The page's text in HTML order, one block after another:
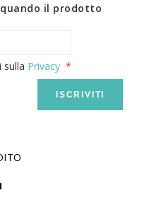
il prodotto
sulla Privacy
ISCRIVITI